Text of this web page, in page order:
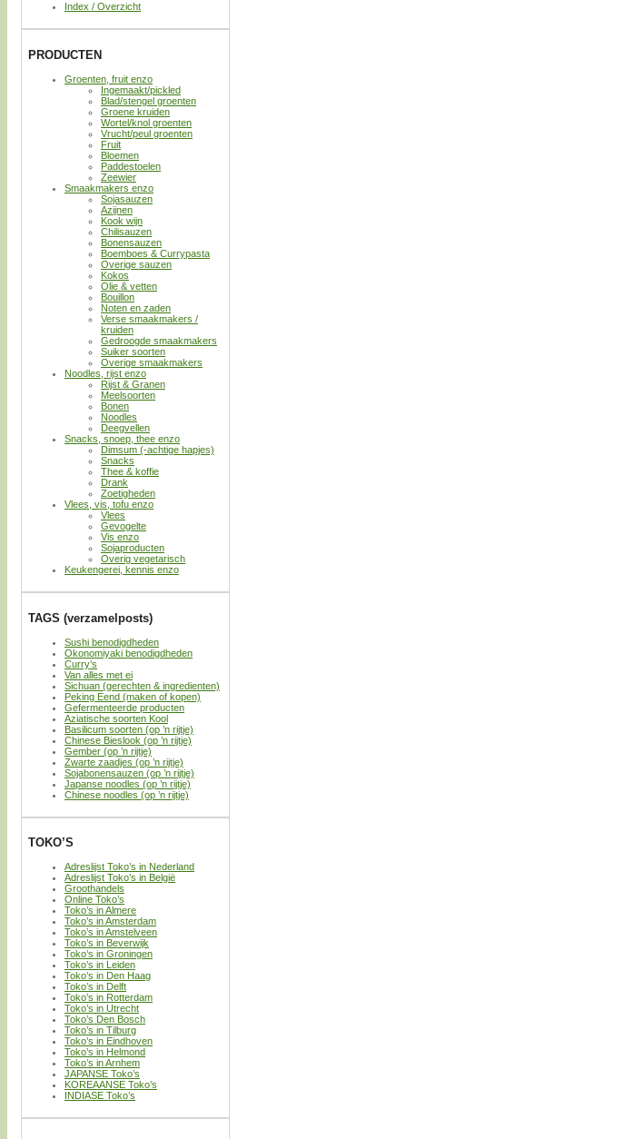
Index / Overzicht
PRODUCTEN
Groenten, fruit enzo
Ingemaakt/pickled
Blad/stengel groenten
Groene kruiden
Wortel/knol groenten
Vrucht/peul groenten
Fruit
Bloemen
Paddestoelen
Zeewier
Smaakmakers enzo
Sojasauzen
Azijnen
Kook wijn
Chilisauzen
Bonensauzen
Boemboes & Currypasta
Overige sauzen
Kokos
Olie & vetten
Bouillon
Noten en zaden
Verse smaakmakers /
kruiden
Gedroogde smaakmakers
Suiker soorten
Overige smaakmakers
Noodles, rijst enzo
Rijst & Granen
Meelsoorten
Bonen
Noodles
Deegvellen
Snacks, snoep, thee enzo
Dimsum (-achtige hapjes)
Snacks
Thee & koffie
Drank
Zoetigheden
Vlees, vis, tofu enzo
Vlees
Gevogelte
Vis enzo
Sojaproducten
Overig vegetarisch
Keukengerei, kennis enzo
TAGS (verzamelposts)
Sushi benodigdheden
Okonomiyaki benodigdheden
Curry’s
Van alles met ei
Sichuan (gerechten & ingredienten)
Peking Eend (maken of kopen)
Gefermenteerde producten
Aziatische soorten Kool
Basilicum soorten (op ’n rijtje)
Chinese Bieslook (op ’n rijtje)
Gember (op ’n rijtje)
Zwarte zaadjes (op ’n rijtje)
Sojabonensauzen (op ’n rijtje)
Japanse noodles (op ’n rijtje)
Chinese noodles (op ’n rijtje)
TOKO’S
Adreslijst Toko’s in Nederland
Adreslijst Toko’s in België
Groothandels
Online Toko’s
Toko’s in Almere
Toko’s in Amsterdam
Toko’s in Amstelveen
Toko’s in Beverwijk
Toko’s in Groningen
Toko’s in Leiden
Toko’s in Den Haag
Toko’s in Delft
Toko’s in Rotterdam
Toko’s in Utrecht
Toko’s Den Bosch
Toko’s in Tilburg
Toko’s in Eindhoven
Toko’s in Helmond
Toko’s in Arnhem
JAPANSE Toko’s
KOREAANSE Toko’s
INDIASE Toko’s